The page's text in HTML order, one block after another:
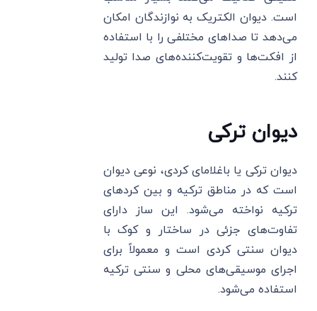
است. دیوان الکتریک به نوازندگان امکان
می‌دهد تا صداهای مختلفی را با استفاده
از افکت‌ها و تقویت‌کننده‌های صدا تولید
کنند.
دیوان ترکی
دیوان ترکی یا باغلامای کردی، نوعی دیوان
است که در مناطق ترکیه و بین کردهای
ترکیه نواخته می‌شود. این ساز دارای
تفاوت‌های جزئی در ساختار و کوک با
دیوان سنتی کردی است و معمولاً برای
اجرای موسیقی‌های محلی و سنتی ترکیه
استفاده می‌شود.